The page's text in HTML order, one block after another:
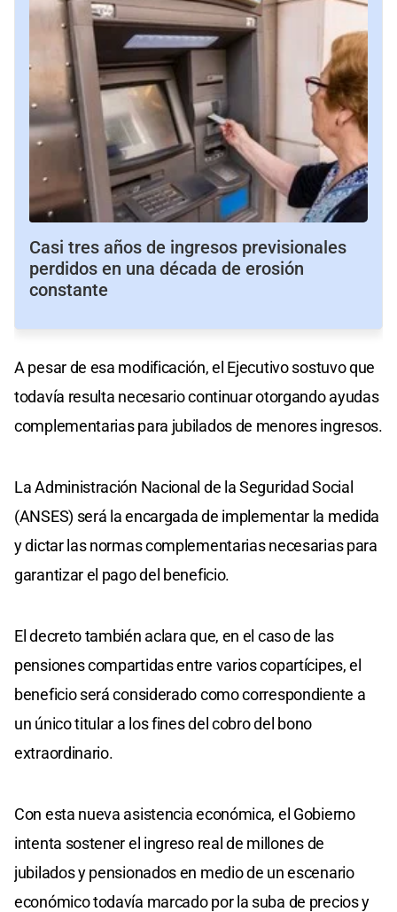
Casi tres años de ingresos previsionales
perdidos en una década de erosión
constante
A pesar de esa modificación, el Ejecutivo sostuvo que
todavía resulta necesario continuar otorgando ayudas
complementarias para jubilados de menores ingresos.
La Administración Nacional de la Seguridad Social
(ANSES) será la encargada de implementar la medida
y dictar las normas complementarias necesarias para
garantizar el pago del beneficio.
El decreto también aclara que, en el caso de las
pensiones compartidas entre varios copartícipes, el
beneficio será considerado como correspondiente a
un único titular a los fines del cobro del bono
extraordinario.
Con esta nueva asistencia económica, el Gobierno
intenta sostener el ingreso real de millones de
jubilados y pensionados en medio de un escenario
económico todavía marcado por la suba de precios y